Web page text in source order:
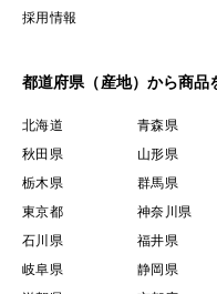
採用情報
都道府県（産地）から商品
北海道 青森県
秋田県
山形県
栃木県
群馬県
東京都
神奈川県
石川県
福井県
岐阜県
静岡県